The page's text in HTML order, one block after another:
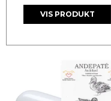
VIS PRODUKT